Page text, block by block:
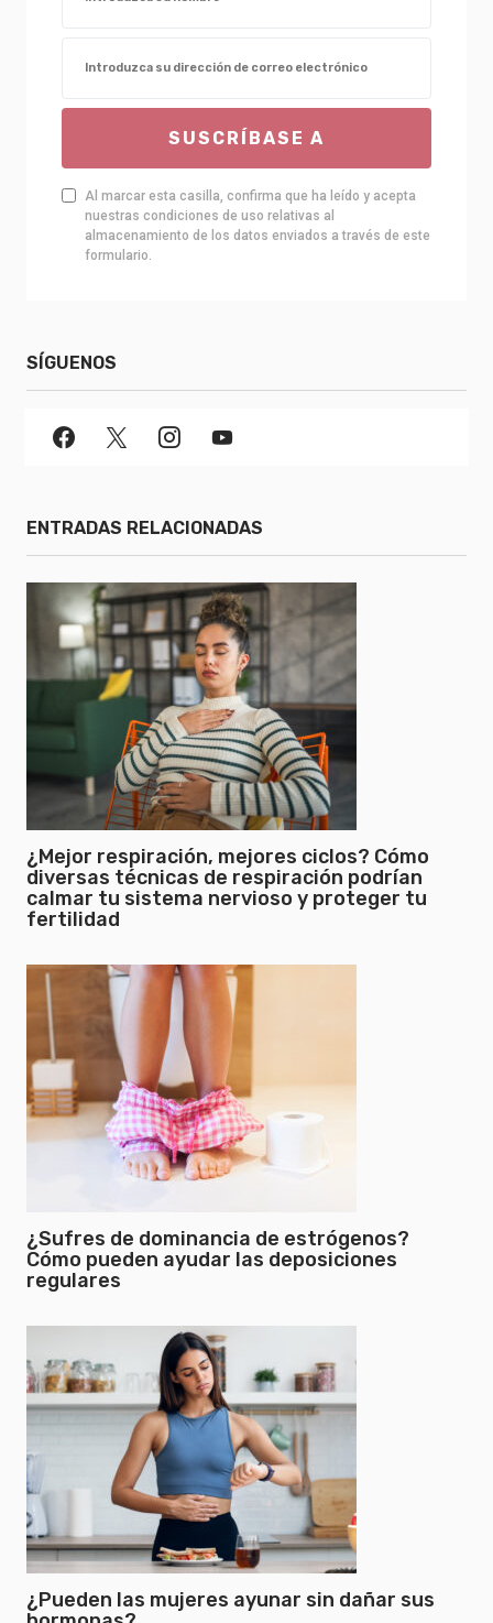
SUSCRÍBASE A
Al marcar esta casilla, confirma que ha leído y acepta
nuestras condiciones de uso relativas al
almacenamiento de los datos enviados a través de este
formulario.
SÍGUENOS
ENTRADAS RELACIONADAS
¿Mejor respiración, mejores ciclos? Cómo
diversas técnicas de respiración podrían
calmar tu sistema nervioso y proteger tu
fertilidad
¿Sufres de dominancia de estrógenos?
Cómo pueden ayudar las deposiciones
regulares
¿Pueden las mujeres ayunar sin dañar sus